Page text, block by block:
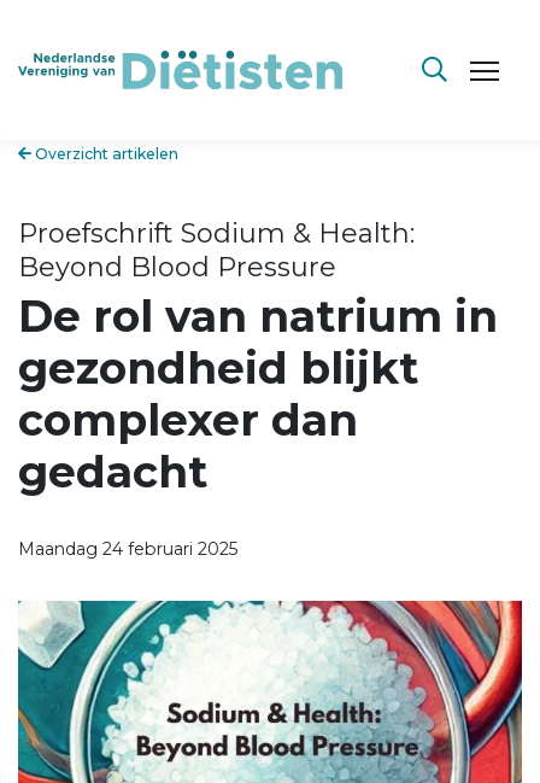
Overzicht artikelen
Proefschrift Sodium & Health:
Beyond Blood Pressure
De rol van natrium in
gezondheid blijkt
complexer dan
gedacht
Maandag 24 februari 2025